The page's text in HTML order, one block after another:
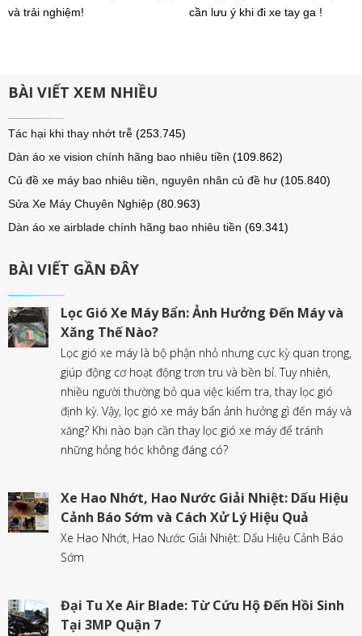
và trải nghiệm!
cần lưu ý khi đi xe tay ga !
BÀI VIẾT XEM NHIỀU
Tác hại khi thay nhớt trễ (253.745)
Dàn áo xe vision chính hãng bao nhiêu tiền (109.862)
Củ đề xe máy bao nhiêu tiền, nguyên nhân củ đề hư (105.840)
Sửa Xe Máy Chuyên Nghiệp (80.963)
Dàn áo xe airblade chính hãng bao nhiêu tiền (69.341)
BÀI VIẾT GẦN ĐÂY
Lọc Gió Xe Máy Bẩn: Ảnh Hưởng Đến Máy và
Xăng Thế Nào?
Lọc gió xe máy là bộ phận nhỏ nhưng cực kỳ quan trọng,
giúp động cơ hoạt động trơn tru và bền bỉ. Tuy nhiên,
nhiều người thường bỏ qua việc kiểm tra, thay lọc gió
định kỳ. Vậy, lọc gió xe máy bẩn ảnh hưởng gì đến máy và
xăng? Khi nào bạn cần thay lọc gió xe máy để tránh
những hỏng hóc không đáng có?
Xe Hao Nhớt, Hao Nước Giải Nhiệt: Dấu Hiệu
Cảnh Báo Sớm và Cách Xử Lý Hiệu Quả
Xe Hao Nhớt, Hao Nước Giải Nhiệt: Dấu Hiệu Cảnh Báo
Sớm
Đại Tu Xe Air Blade: Từ Cứu Hộ Đến Hồi Sinh
Tại 3MP Quận 7